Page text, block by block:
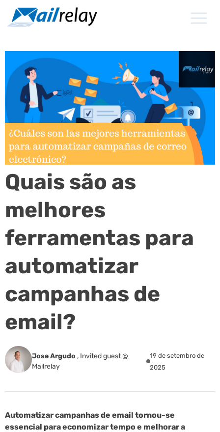
para
Quais são as
melhores
ferramentas para
automatizar
campanhas de
email?
Jose Argudo , Invited guest @
Mailrelay
19 de setembro de
2025
Automatizar campanhas de email tornou-se
essencial para economizar tempo e melhorar a